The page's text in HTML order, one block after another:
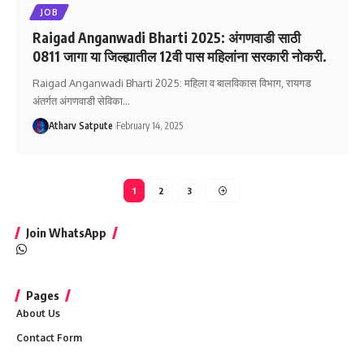
JOB
Raigad Anganwadi Bharti 2025: अंगणवाडी साठी
0811 जागा या जिल्ह्यातील 12वी पास महिलांना सरकारी नोकरी.
Raigad Anganwadi Bharti 2025: महिला व बालविकास विभाग, रायगड
अंतर्गत अंगणवाडी सेविका…
Atharv Satpute February 14, 2025
1 2 3
Join WhatsApp
Pages
About Us
Contact Form